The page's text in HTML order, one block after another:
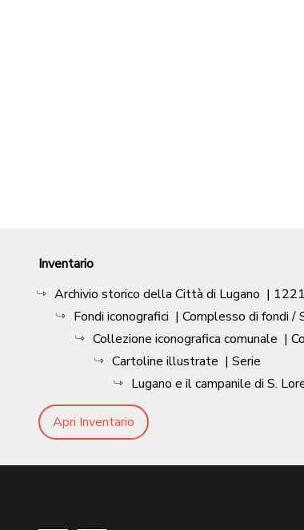
Inventario
Archivio storico della Città di Lugano |
Fondi iconografici | Complesso di fondi /
Collezione iconografica comunale |
Cartoline illustrate | Serie
Lugano e il campanile di S.
Apri Inventario